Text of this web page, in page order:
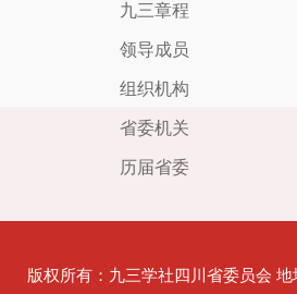
九三章程
领导成员
组织机构
省委机关
历届省委
版权所有：九三学社四川省委员会